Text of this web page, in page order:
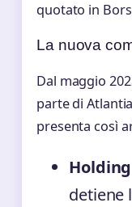
quotato in
La nuova
Dal maggio
parte di
presenta così
detiene